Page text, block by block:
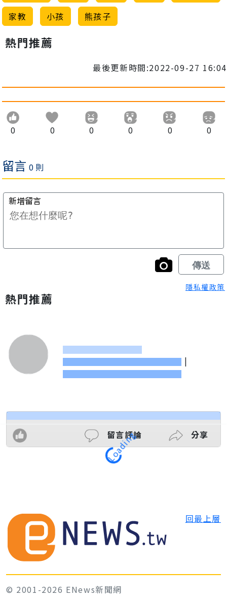
家教
小孩 熊孩子
熱門推薦
最後更新時間:2022-09-27 16:04
0 0 0 0 0 0
隱私權政策
熱門推薦
|
留言評論 分享
Loading
回最上層
© 2001-2026 ENews新聞網